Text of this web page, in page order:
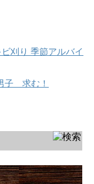
刈り 季節アルバイ
子 求む！